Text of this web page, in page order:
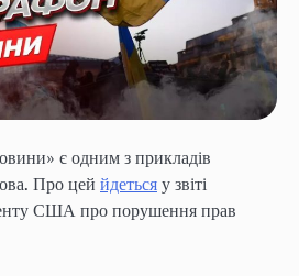
є одним з прикладів
Про цей йдеться у звіті
США про порушення прав